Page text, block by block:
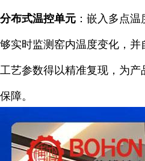
分布式温控单元 ：嵌入多点
够实时监测窑内温度变化，
工艺参数得以精准复现，为
保障。